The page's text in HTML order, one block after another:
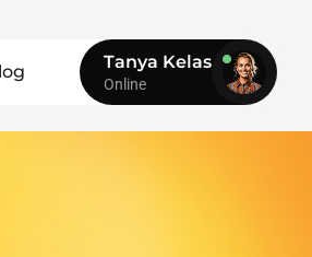
Tanya Kelas
Online